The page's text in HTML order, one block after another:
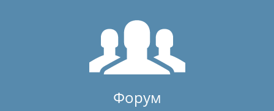
Форум